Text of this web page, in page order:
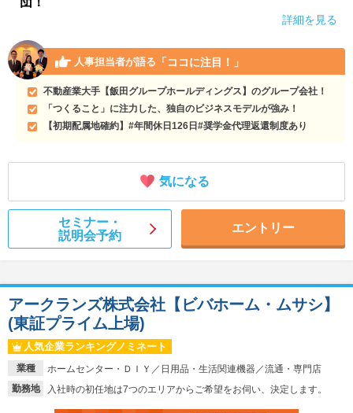
詳細を見る
人事担当者が語る 「ココに注目！」
不動産業大手【飯田グループホールディングス】のグループ会社！
「つくること」に注力した、独自のビジネスモデルが強み！
【初期配属地確約】#年間休日126日#奨学金代理返還制度あり
気になる
セミナー・
説明会予約
エントリー
業種
ホームセンター・ＤＩＹ／日用品・生活関連機器／流通・専門店
勤務地
入社時の初任地は7つのエリアからご希望をお伺い、決定します。
アークランズ株式会社【ビバホーム・ムサシ】
(東証プライム上場)
人気企業ランキングノミネート